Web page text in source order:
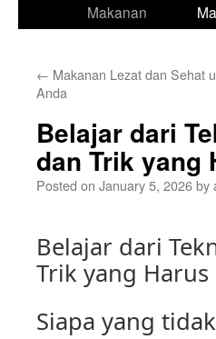
Makanan
← Makanan Lezat dan Sehat
Anda
Belajar dari
dan Trik yang
Posted on January 5, 2026by
Belajar dari
Trik yang
Siapa yang